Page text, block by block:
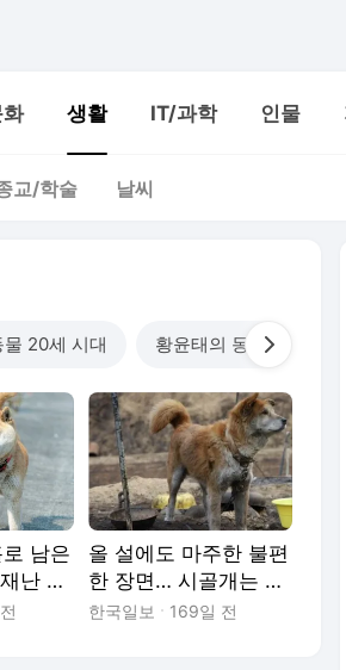
화 생활 IT/과학 인물
교/학술 날씨
물 20세 시대 황윤태의 동물병원 밖 수
남은
난 속
사람
올 설에도 마주한 불편
한 장면… 시골개는 왜
항상 마당에 묶여있을
한국일보 169일 전